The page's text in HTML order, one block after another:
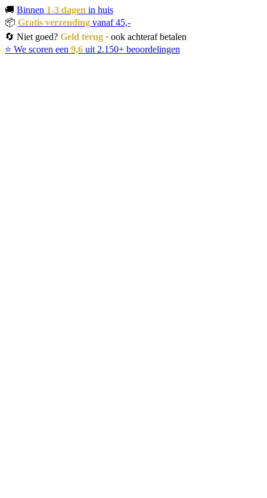
🚚 Binnen 1-3 dagen in huis
📦 Gratis verzending vanaf 45,-
🔄 Niet goed? Geld terug · ook achteraf betalen
⭐ We scoren een 9,6 uit 2.150+ beoordelingen